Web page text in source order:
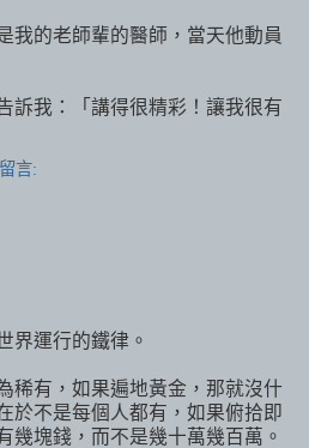
我的老師輩的醫師，當天他動員
訴我：「講得很精彩！讓我很有
言:
界運行的鐵律。
稀有，如果遍地黃金，那就沒什
於不是每個人都有，如果俯拾即
幾塊錢，而不是幾十萬幾百萬。